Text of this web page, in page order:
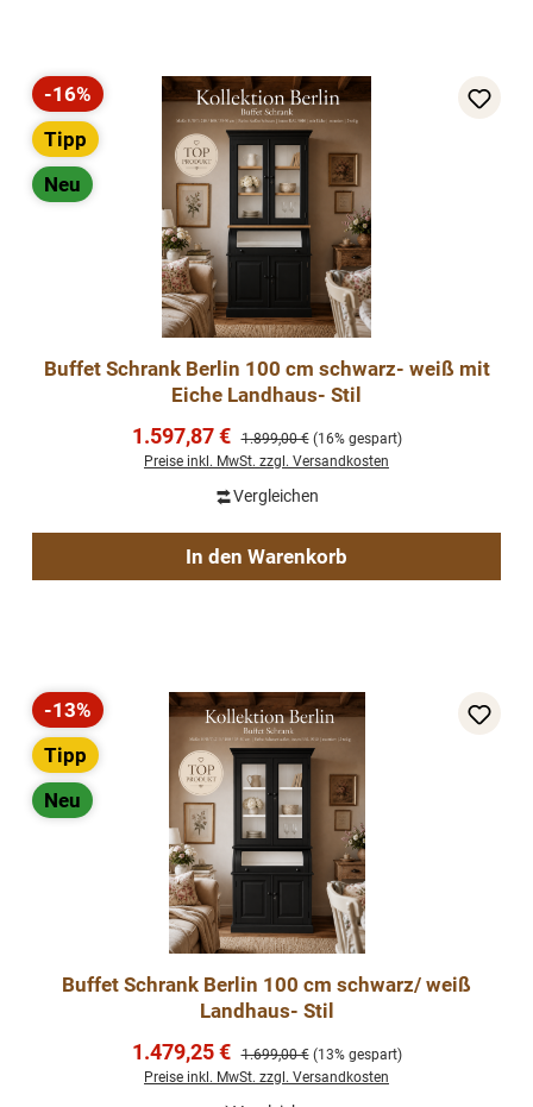
Rabatt
-16%
Tipp
Neu
Buffet Schrank Berlin 100 cm schwarz- weiß mit
Eiche Landhaus- Stil
Verkaufspreis:
1.597,87 € Regulärer Preis:
1.899,00 € (16% gespart)
Preise inkl. MwSt. zzgl. Versandkosten
Vergleichen
In den Warenkorb
Rabatt
-13%
Tipp
Neu
Buffet Schrank Berlin 100 cm schwarz/ weiß
Landhaus- Stil
Verkaufspreis:
1.479,25 € Regulärer Preis:
1.699,00 € (13% gespart)
Preise inkl. MwSt. zzgl. Versandkosten